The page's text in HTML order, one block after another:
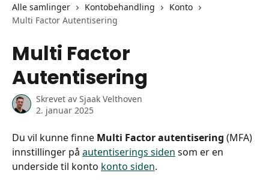
Alle samlinger Kontobehandling
Konto
Multi Factor Autentisering
Multi Factor
Autentisering
Skrevet av Sjaak Velthoven
2. januar 2025
Du vil kunne finne Multi Factor autentisering (MFA)
innstillinger på autentiserings siden som er en
underside til konto konto siden.